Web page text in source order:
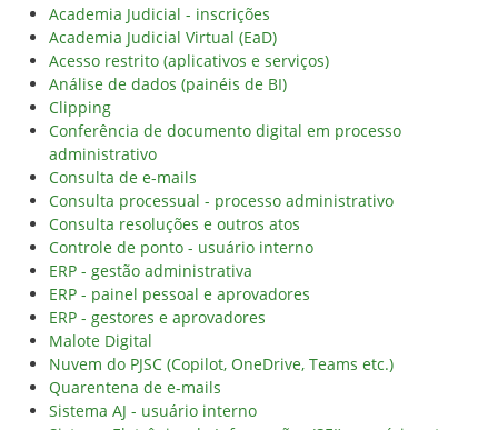
Academia Judicial - inscrições
Academia Judicial Virtual (EaD)
Acesso restrito (aplicativos e serviços)
Análise de dados (painéis de BI)
Clipping
Conferência de documento digital em processo
administrativo
Consulta de e-mails
Consulta processual - processo administrativo
Consulta resoluções e outros atos
Controle de ponto - usuário interno
ERP - gestão administrativa
ERP - painel pessoal e aprovadores
ERP - gestores e aprovadores
Malote Digital
Nuvem do PJSC (Copilot, OneDrive, Teams etc.)
Quarentena de e-mails
Sistema AJ - usuário interno